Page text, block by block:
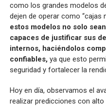
como los grandes modelos
dejen de operar como “cajas
estos modelos no solo
capaces de justificar sus
internos, haciéndolos
confiables, ya que esto
seguridad y fortalecer la
Hoy en día, observamos el
realizar predicciones con